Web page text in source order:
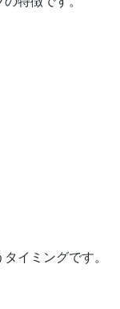
イミングです。